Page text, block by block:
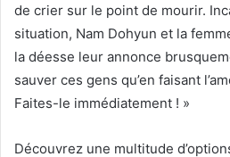
de crier sur le point de mourir.
situation, Nam Dohyun et la
la déesse leur annonce
sauver ces gens qu’en faisant
Faites-le immédiatement ! »
Découvrez une multitude